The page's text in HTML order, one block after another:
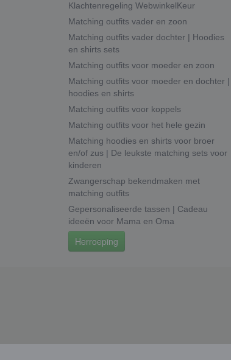
Klachtenregeling WebwinkelKeur
Matching outfits vader en zoon
Matching outfits vader dochter | Hoodies
en shirts sets
Matching outfits voor moeder en zoon
Matching outfits voor moeder en dochter |
hoodies en shirts
Matching outfits voor koppels
Matching outfits voor het hele gezin
Matching hoodies en shirts voor broer
en/of zus | De leukste matching sets voor
kinderen
Zwangerschap bekendmaken met
matching outfits
Gepersonaliseerde tassen | Cadeau
ideeën voor Mama en Oma
Herroeping